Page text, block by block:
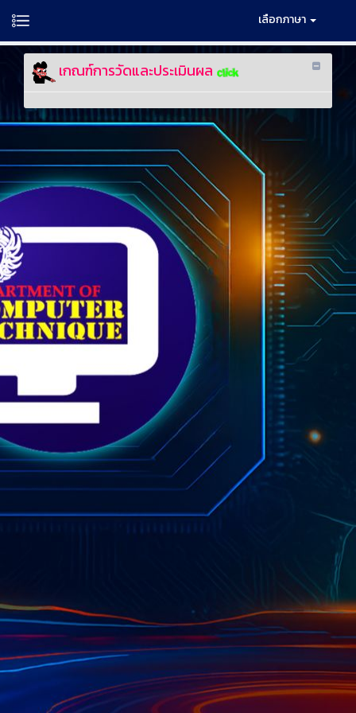
เลือกภาษา
เกณฑ์การวัดและประเมินผล